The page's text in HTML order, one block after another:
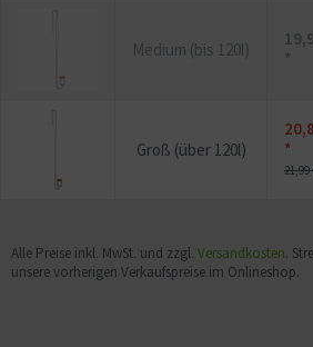
Medium (bis 120l)
*
Groß (über 120l)
*
21,99
Alle Preise inkl. MwSt. und zzgl. Versandkosten.
unsere vorherigen Verkaufspreise im Onlineshop.